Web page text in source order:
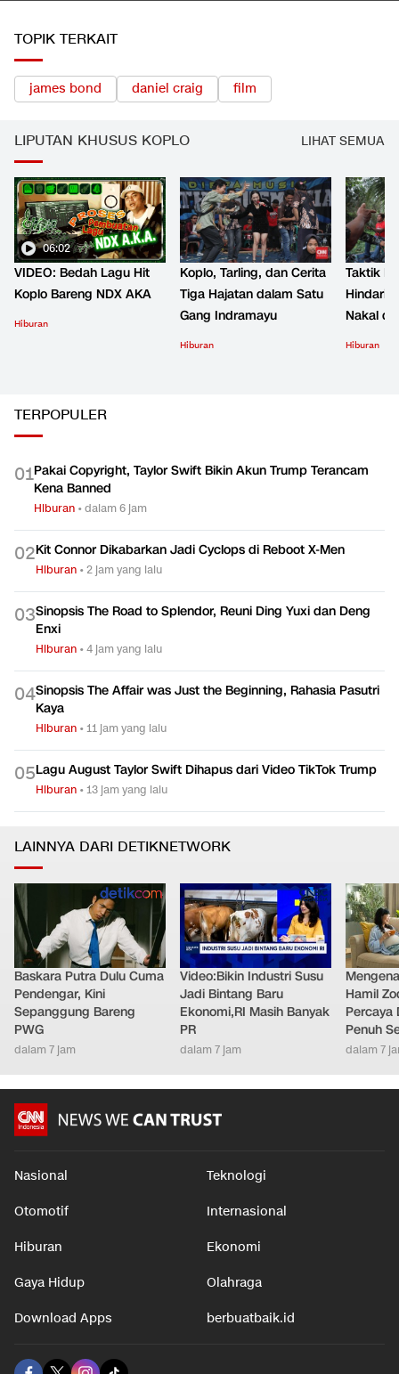
TOPIK TERKAIT
james bond daniel craig film
LIPUTAN KHUSUS KOPLO LIHAT SEMUA
06:02
VIDEO: Bedah Lagu Hit
Koplo Bareng NDX AKA
Hiburan
Koplo, Tarling, dan Cerita
Tiga Hajatan dalam Satu
Gang Indramayu
Hiburan
Taktik
Hindari
Nakal
Hiburan
TERPOPULER
01Pakai Copyright, Taylor Swift Bikin Akun Trump Terancam
Kena Banned
Hiburan •dalam 6 jam
02Kit Connor Dikabarkan Jadi Cyclops di Reboot X-Men
Hiburan •2 jam yang lalu
03Sinopsis The Road to Splendor, Reuni Ding Yuxi dan Deng
Enxi
Hiburan •4 jam yang lalu
04Sinopsis The Affair was Just the Beginning, Rahasia Pasutri
Kaya
Hiburan •11 jam yang lalu
05Lagu August Taylor Swift Dihapus dari Video TikTok Trump
Hiburan •13 jam yang lalu
LAINNYA DARI DETIKNETWORK
Baskara Putra Dulu Cuma
Pendengar, Kini
Sepanggung Bareng
PWG
dalam 7 jam
Video:Bikin Industri Susu
Jadi Bintang Baru
Ekonomi,RI Masih Banyak
PR
dalam 7 jam
Hamil
Percaya
Penuh
dalam 7
Nasional Teknologi
Otomotif Internasional
Hiburan Ekonomi
Gaya Hidup Olahraga
Download Apps berbuatbaik.id